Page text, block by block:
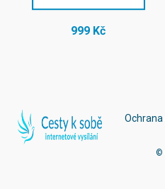
999 Kč
Ochrana
©